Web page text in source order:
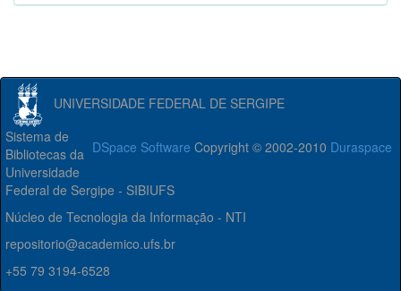
UNIVERSIDADE FEDERAL DE SERGIPE
DSpace Software Copyright © 2002-2010 Duraspace
Sistema de
Bibliotecas da
Universidade
Federal de Sergipe - SIBIUFS
Núcleo de Tecnologia da Informação - NTI
repositorio@academico.ufs.br
+55 79 3194-6528